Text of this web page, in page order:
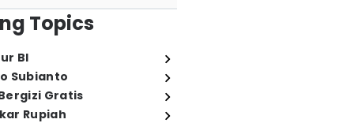
Topics
BI
Subianto
Gratis
Rupiah